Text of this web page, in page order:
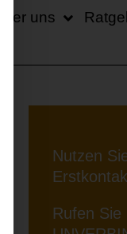
Über uns
Nutzen
Rufen Sie